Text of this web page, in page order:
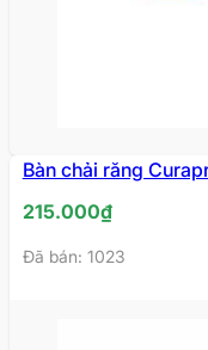
Bàn chải răng
215.000₫
Đã bán: 1023